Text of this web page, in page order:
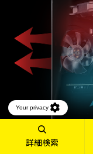
詳細検索